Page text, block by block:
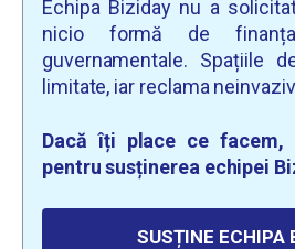
Echipa Biziday nu a
nicio formă de
guvernamentale. Spațiile
limitate, iar reclama
Dacă îți place ce
pentru susținerea echipei
SUSȚINE ECHIPA